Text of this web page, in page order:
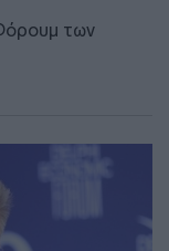
των